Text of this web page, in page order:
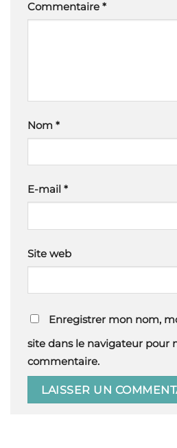
Commentaire *
Nom *
E-mail *
Site web
Enregistrer mon nom,
site dans le navigateur pour
commentaire.